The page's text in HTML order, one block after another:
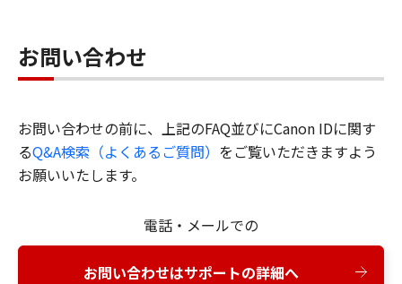
お問い合わせ
お問い合わせの前に、上記のFAQ並びにCanon IDに関す
るQ&A検索（よくあるご質問） をご覧いただきますよう
お願いいたします。
電話・メールでの
お問い合わせはサポートの詳細へ